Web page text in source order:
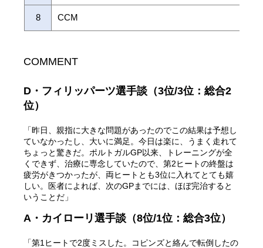
8 CCM
COMMENT
D・フィリッパーツ選手談（3位/3位：総合2
位）
「昨日、親指に大きな問題があったのでこの結果は予想し
ていなかったし、大いに満足。今日は楽に、うまく走れて
ちょっと驚きだ。ポルトガルGP以来、トレーニングが全
くできず、治療に専念していたので、第2ヒートの終盤は
疲労がきつかったが、両ヒートとも3位に入れてとても嬉
しい。医者によれば、次のGPまでには、ほぼ完治すると
いうことだ」
A・カイローリ選手談（8位/1位：総合3位）
「第1ヒートで2度ミスした。コピンズと絡んで転倒したの